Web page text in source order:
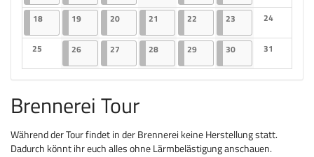
Keine Veranstaltungen Keine
1818.05.2026
2 Veranstaltungen
1919.05.2026
2 Veranstaltungen
2020.05.2026
2 Veranstaltungen
21 21.05.2026
2 Veranstaltungen
22 22.05.2026
2 Veranstaltungen
23 23.05.2026
2 Veranstaltungen
24
Keine
25
Keine Veranstaltungen
2626.05.2026
2 Veranstaltungen
27 27.05.2026
2 Veranstaltungen
2828.05.2026
2 Veranstaltungen
2929.05.2026
2 Veranstaltungen
3030.05.2026
2 Veranstaltungen
31
Keine
Brennerei Tour
Während der Tour findet in der Brennerei keine Herstellung statt.
Dadurch könnt ihr euch alles ohne Lärmbelästigung anschauen.